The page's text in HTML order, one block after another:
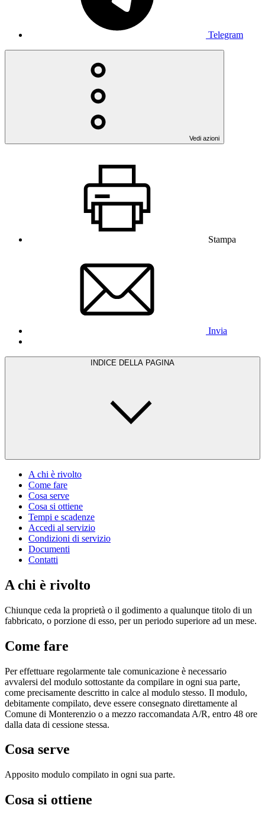
Telegram
Vedi azioni
Stampa
Invia
INDICE DELLA PAGINA
A chi è rivolto
Come fare
Cosa serve
Cosa si ottiene
Tempi e scadenze
Accedi al servizio
Condizioni di servizio
Documenti
Contatti
A chi è rivolto
Chiunque ceda la proprietà o il godimento a qualunque titolo di un
fabbricato, o porzione di esso, per un periodo superiore ad un mese.
Come fare
Per effettuare regolarmente tale comunicazione è necessario
avvalersi del modulo sottostante da compilare in ogni sua parte,
come precisamente descritto in calce al modulo stesso. Il modulo,
debitamente compilato, deve essere consegnato direttamente al
Comune di Monterenzio o a mezzo raccomandata A/R, entro 48 ore
dalla data di cessione stessa.
Cosa serve
Apposito modulo compilato in ogni sua parte.
Cosa si ottiene